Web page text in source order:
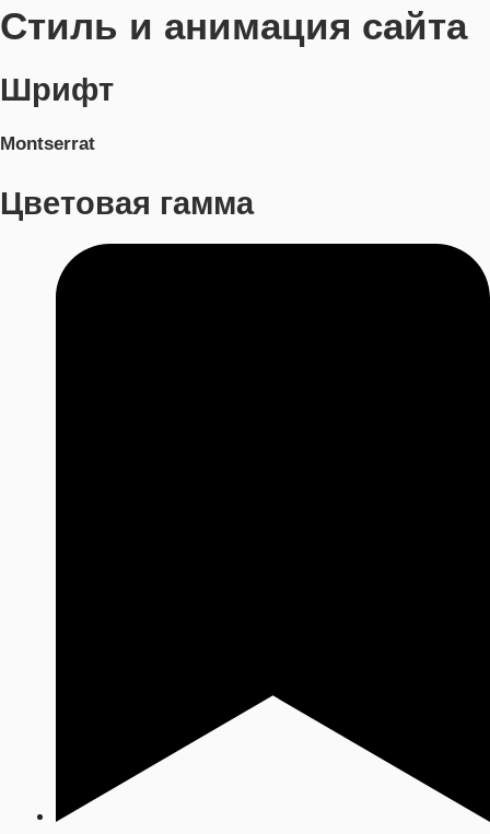
Стиль и анимация сайта
Шрифт
Montserrat
Цветовая гамма